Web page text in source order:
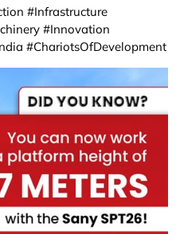
#Infrastructure
#Innovation
#ChariotsOfDevelopment